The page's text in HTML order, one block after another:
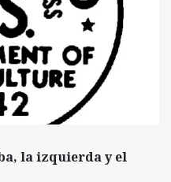
la izquierda y el